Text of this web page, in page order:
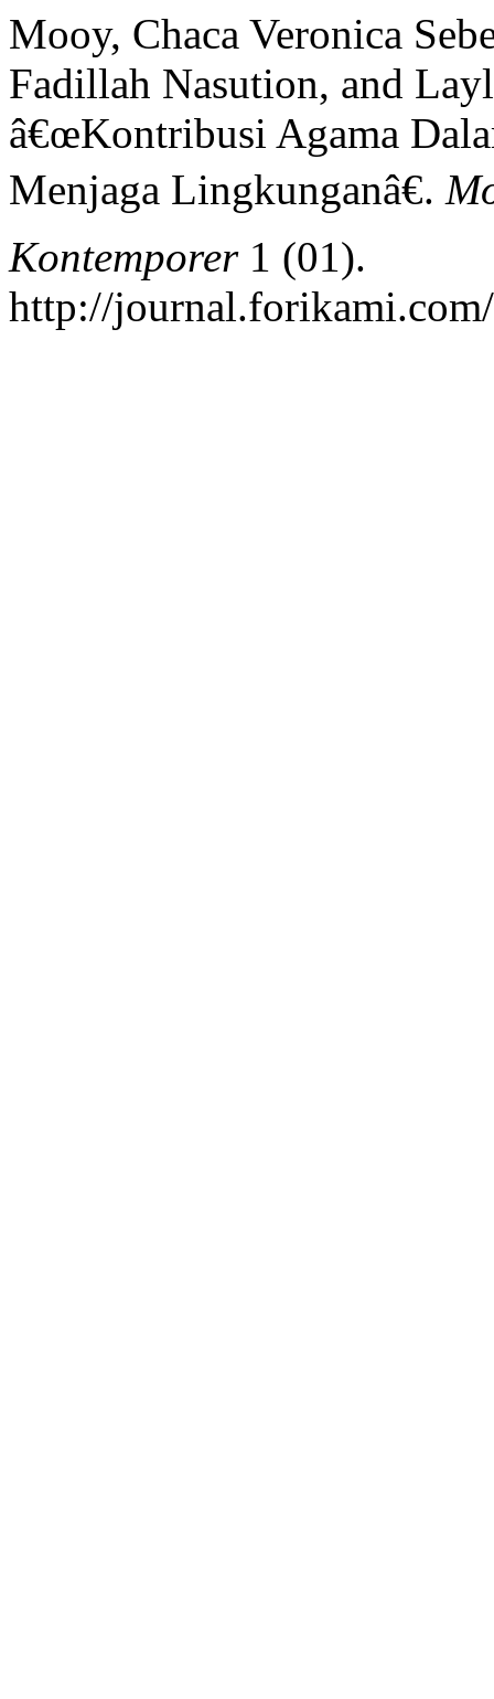
Mooy, Chaca Veronica
Fadillah Nasution, and
â€œKontribusi Agama
Menjaga Lingkunganâ€.
Kontemporer1 (01).
http://